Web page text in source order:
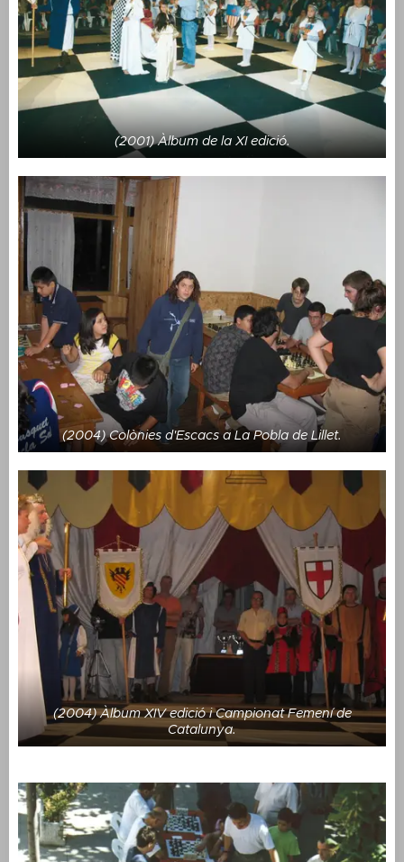
(2001) Àlbum de la XI edició.
(2004) Colònies d'Escacs a La Pobla de Lillet.
(2004) Àlbum XIV edició i Campionat Femení de
Catalunya.